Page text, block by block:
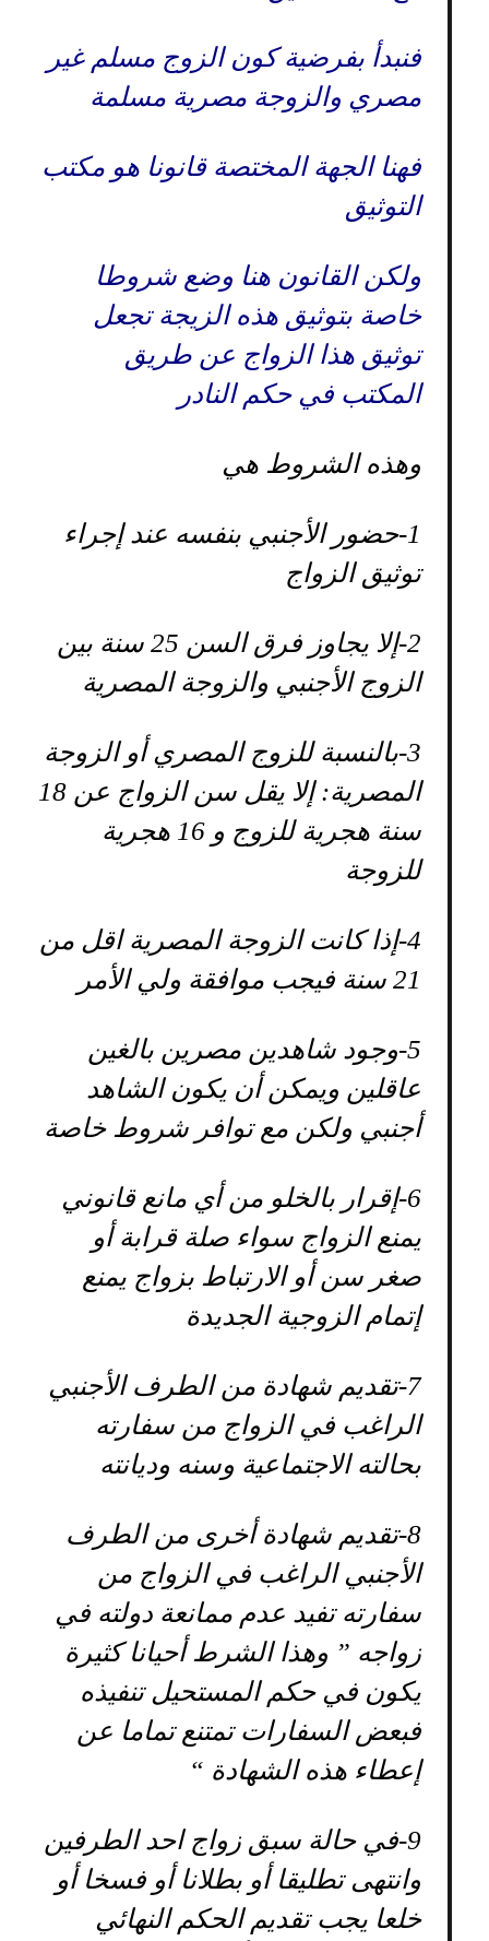
فنبدأ بفرضية كون الزوج مسلم غير
مصري والزوجة مصرية مسلمة
فهنا الجهة المختصة قانونا هو مكتب
التوثيق
ولكن القانون هنا وضع شروطا
خاصة بتوثيق هذه الزيجة تجعل
توثيق هذا الزواج عن طريق
المكتب في حكم النادر
وهذه الشروط هي
1- حضور الأجنبي بنفسه عند إجراء
توثيق الزواج
2-
إلا يجاوز فرق السن 25 سنة بين
الزوج الأجنبي والزوجة المصرية
3- بالنسبة للزوج المصري أو الزوجة
المصرية: إلا يقل سن الزواج عن 18
سنة هجرية للزوج و 16 هجرية
للزوجة
4- إذا كانت الزوجة المصرية اقل من
21 سنة فيجب موافقة ولي الأمر
5- وجود شاهدين مصرين بالغين
عاقلين ويمكن أن يكون الشاهد
أجنبي ولكن مع توافر شروط خاصة
6- إقرار بالخلو من أي مانع قانوني
يمنع الزواج سواء صلة قرابة أو
صغر سن أو الارتباط بزواج يمنع
إتمام الزوجية الجديدة
7- تقديم شهادة من الطرف الأجنبي
الراغب في الزواج من سفارته
بحالته الاجتماعية وسنه وديانته
8- تقديم شهادة أخرى من الطرف
الأجنبي الراغب في الزواج من
سفارته تفيد عدم ممانعة دولته في
زواجه ” وهذا الشرط أحيانا كثيرة
يكون في حكم المستحيل تنفيذه
فبعض السفارات تمتنع تماما عن
إعطاء هذه الشهادة “
9- في حالة سبق زواج احد الطرفين
وانتهى تطليقا أو بطلانا أو فسخا أو
خلعا يجب تقديم الحكم النهائي